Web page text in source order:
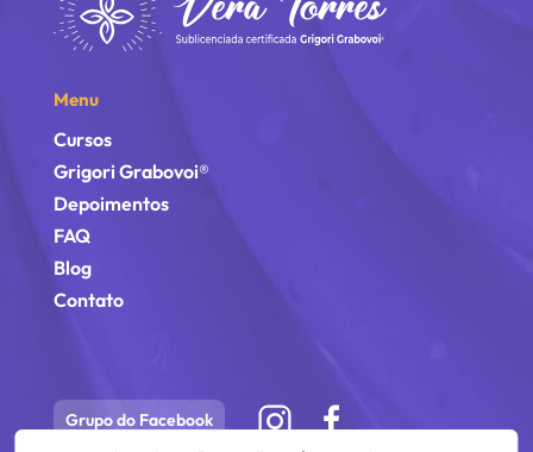
Menu
Cursos
Grigori Grabovoi®
Depoimentos
FAQ
Blog
Contato
Grupo do Facebook